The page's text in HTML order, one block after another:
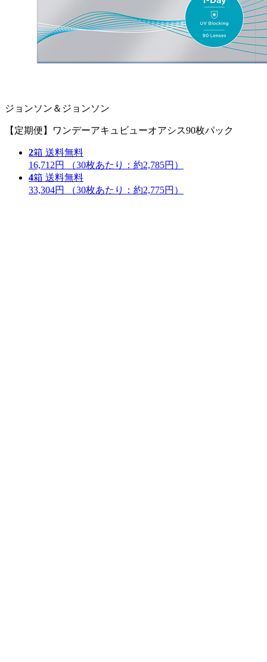
ジョンソン＆ジョンソン
【定期便】ワンデーアキュビューオアシス90枚パック
2箱 送料無料
16,712円
（30枚あたり： 約2,785円 ）
4箱 送料無料
33,304円
（30枚あたり： 約2,775円 ）